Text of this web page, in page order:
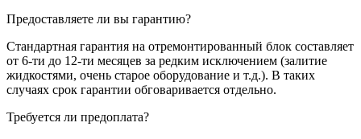
Предоставляете ли вы гарантию?
Стандартная гарантия на отремонтированный блок составляет
от 6-ти до 12-ти месяцев за редким исключением (залитие
жидкостями, очень старое оборудование и т.д.). В таких
случаях срок гарантии обговаривается отдельно.
Требуется ли предоплата?